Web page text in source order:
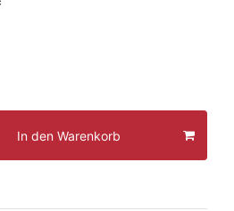
In den Warenkorb